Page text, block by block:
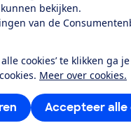
kunnen bekijken.
van de
alle cookies’ te klikken ga
Meer over cookies.
Accepteer alle
een paar keer per
een